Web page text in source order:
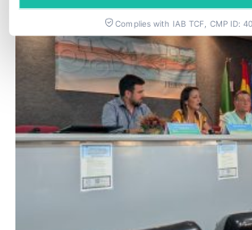
Complies with IAB TCF, CMP ID: